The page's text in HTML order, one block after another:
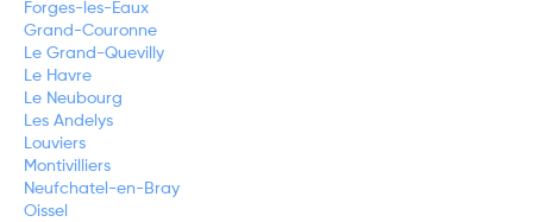
Forges-les-Eaux
Grand-Couronne
Le Grand-Quevilly
Le Havre
Le Neubourg
Les Andelys
Louviers
Montivilliers
Neufchatel-en-Bray
Oissel